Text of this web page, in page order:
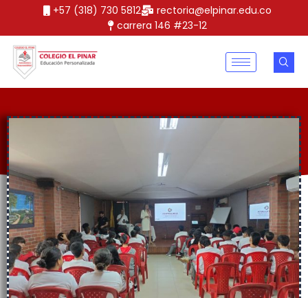
+57 (318) 730 5812
rectoria@elpinar.edu.co
carrera 146 #23-12